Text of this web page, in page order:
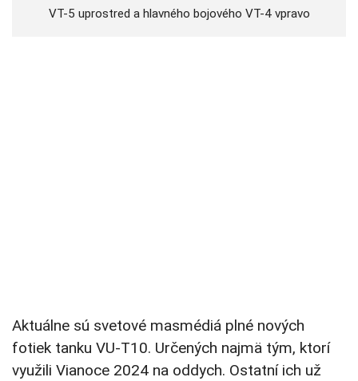
VT-5 uprostred a hlavného bojového VT-4 vpravo
Aktuálne sú svetové masmédiá plné nových
fotiek tanku VU-T10. Určených najmä tým, ktorí
využili Vianoce 2024 na oddych. Ostatní ich už